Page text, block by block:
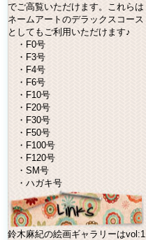
でご高覧いただけます。これらは
ネームアート のデラックスコース
としてもご利用いただけます♪
・ F0号
・ F3号
・ F4号
・ F6号
・ F10号
・ F20号
・ F30号
・ F50号
・ F100号
・ F120号
・ SM号
・ ハガキ号
鈴木麻紀の絵画ギャラリーはvol:1